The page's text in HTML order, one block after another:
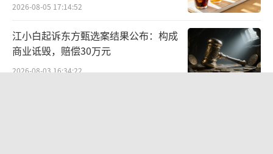
近60家品牌、超500家门店参与：携手众
伙伴，郎酒向消费者再贴紧一点点
作为美食之都，成都火锅品牌数不胜数。
2026-08-05 17:14:52
江小白起诉东方甄选案结果公布：构成
商业诋毁，赔偿30万元
2026-08-03 16:34:22